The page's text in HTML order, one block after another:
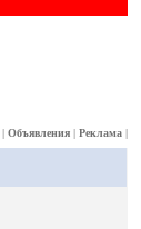
| Объявления | Реклама |